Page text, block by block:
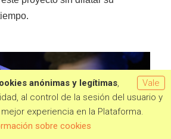
Quero aportar
Vale
anónimas y legítimas,
al control de la sesión del usuario y
experiencia en la Plataforma.
sobre cookies